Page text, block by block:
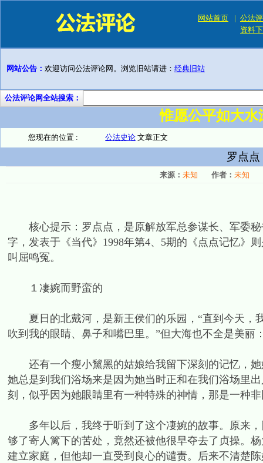
网站首页 | 公法
资料
网站公告： 欢迎访问公法评论网。浏览旧站请进： 经典旧站
公法评论网全站搜索：
惟愿公平如大
您现在的位置 : 公法史论 文章正文
罗点
来源： 未知 作者： 未知
核心提示：罗点点，是原解放军总参谋长、军委秘
字，发表于《当代》1998年第4、5期的《点点记忆》
叫屈鸣冤。
１凄婉而野蛮的
夏日的北戴河，是新王侯们的乐园，“直到今天，
吹到我的眼睛、鼻子和嘴巴里。”但大海也不全是美丽
还有一个瘦小黧黑的姑娘给我留下深刻的记忆，她
她总是到我们浴场来是因为她当时正和在我们浴场里
刻，似乎因为她眼睛里有一种特殊的神情，那是一种
多年以后，我终于听到了这个凄婉的故事。原来，
够了寄人篱下的苦处，竟然还被他很早夺去了贞操。
建立家庭，但他却一直受到良心的谴责。后来不清楚